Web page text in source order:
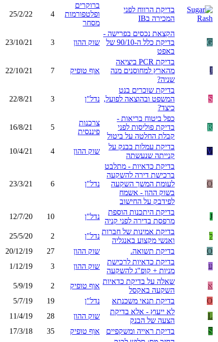
בדיקת הרווח לפני
המכירה בIB
ברוקרים
ופלטפורמות
מסחר
4
25/2/22
G
הקצאת נכסים בפרישה -
בדיקת כלל ה-90/10 של
באפט
שוק ההון 3
23/10/21
J
בדיקת PCR ביציאה
מהארץ למחוסנים מנה
שניה?
אוף טופיק 7
22/10/21
S
בדיקת שוכרים בנט
המשפט ובהוצאה לפועל,
כיצד?
נדל"ן 3
22/8/21
R
כפל ביטוח בריאות -
בדיקת פוליסות לפני
קבלת החלטה על ביטול
צרכנות
פיננסית
5
16/8/21
V
בדיקת עמלות בבנק על
קנייתה שנעשתה
שוק ההון 4
10/4/21
O
בדיקת כדאיות - מתלבט
ברכישת דירה להשקעה
לעומת המשך השקעה
בשוק ההון - אשמח
לפידבק על החישוב
נדל"ן 6
23/3/21
J
בדיקת היתכנות הוספת
מרפסת בדירה לפני קניה
נדל"ן 10
12/7/20
ל
בדיקת אמינות של חברות
ואנשי מקצוע באנגליה
נדל"ן 2
25/5/20
O
בדיקת תשואה. שוק ההון 27
20/12/19
ע
בדיקת כדאיות לרכישת
מניות + קופ"ג להשקעה
שוק ההון 3
1/12/19
א
שאלה על בדיקת כדאיות
השקעה באקסל
אוף טופיק 2
5/9/19
O
בדיקת תנאי משכנתא נדל"ן 19
5/7/19
L
לא ייעוץ - אלא בדיקת
הצעה של הבנק
שוק ההון 28
11/4/19
S
בדיקת ראייה ומשקפיים אוף טופיק 35
17/3/18